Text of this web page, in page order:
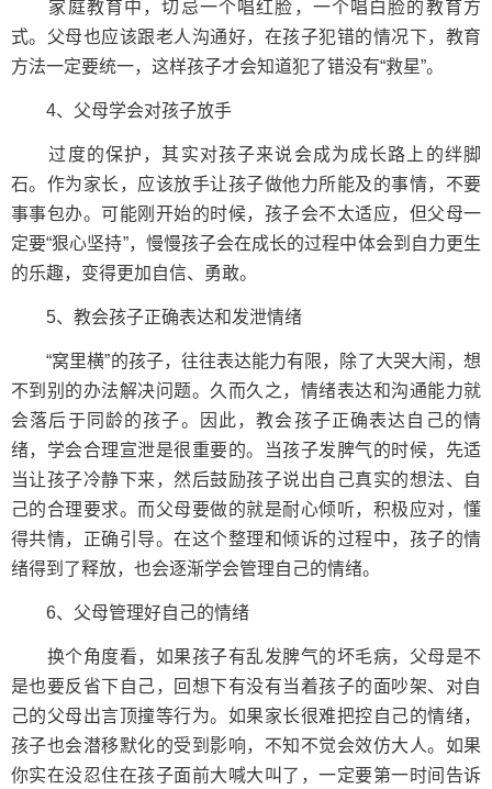
家庭教育中，切忌一个唱红脸，一个唱白脸的教育方
式。父母也应该跟老人沟通好，在孩子犯错的情况下，教育
方法一定要统一，这样孩子才会知道犯了错没有“救星”。
4、父母学会对孩子放手
过度的保护，其实对孩子来说会成为成长路上的绊脚
石。作为家长，应该放手让孩子做他力所能及的事情，不要
事事包办。可能刚开始的时候，孩子会不太适应，但父母一
定要“狠心坚持”，慢慢孩子会在成长的过程中体会到自力更生
的乐趣，变得更加自信、勇敢。
5、教会孩子正确表达和发泄情绪
“窝里横”的孩子，往往表达能力有限，除了大哭大闹，想
不到别的办法解决问题。久而久之，情绪表达和沟通能力就
会落后于同龄的孩子。因此，教会孩子正确表达自己的情
绪，学会合理宣泄是很重要的。当孩子发脾气的时候，先适
当让孩子冷静下来，然后鼓励孩子说出自己真实的想法、自
己的合理要求。而父母要做的就是耐心倾听，积极应对，懂
得共情，正确引导。在这个整理和倾诉的过程中，孩子的情
绪得到了释放，也会逐渐学会管理自己的情绪。
6、父母管理好自己的情绪
换个角度看，如果孩子有乱发脾气的坏毛病，父母是不
是也要反省下自己，回想下有没有当着孩子的面吵架、对自
己的父母出言顶撞等行为。如果家长很难把控自己的情绪，
孩子也会潜移默化的受到影响，不知不觉会效仿大人。如果
你实在没忍住在孩子面前大喊大叫了，一定要第一时间告诉